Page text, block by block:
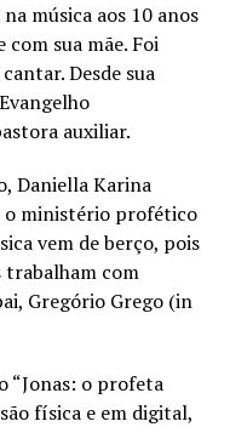
música aos 10 anos
sua mãe. Foi
Desde sua
auxiliar.
Daniella Karina
o ministério profético
vem de berço, pois
trabalham com
Gregório Grego (in
“Jonas: o profeta
física e em digital,